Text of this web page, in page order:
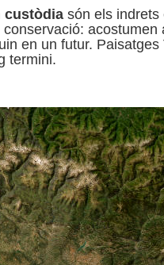
custòdia són els indrets
en un futur.
termini.